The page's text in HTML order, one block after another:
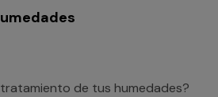
de tus humedades?